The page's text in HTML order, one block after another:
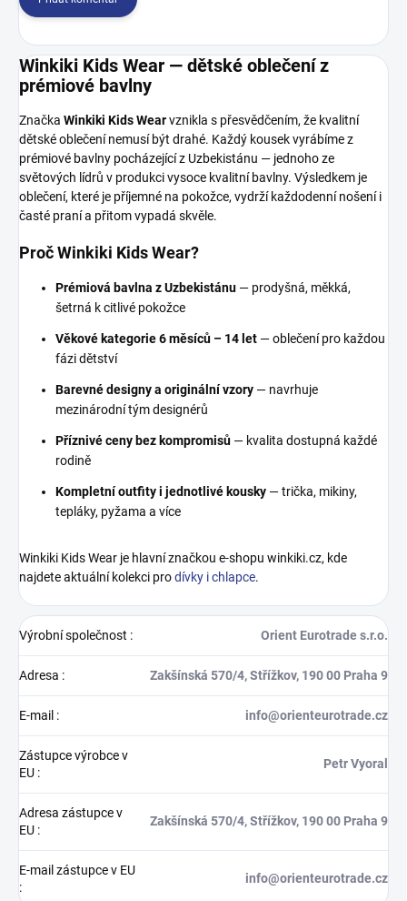
Winkiki Kids Wear — dětské oblečení z
prémiové bavlny
Značka Winkiki Kids Wearvznikla s přesvědčením, že kvalitní
dětské oblečení nemusí být drahé. Každý kousek vyrábíme z
prémiové bavlny pocházející z Uzbekistánu — jednoho ze
světových lídrů v produkci vysoce kvalitní bavlny. Výsledkem je
oblečení, které je příjemné na pokožce, vydrží každodenní nošení i
časté praní a přitom vypadá skvěle.
Proč Winkiki Kids Wear?
Prémiová bavlna z Uzbekistánu — prodyšná, měkká,
šetrná k citlivé pokožce
Věkové kategorie 6 měsíců – 14 let — oblečení pro každou
fázi dětství
Barevné designy a originální vzory — navrhuje
mezinárodní tým designérů
Příznivé ceny bez kompromisů — kvalita dostupná každé
rodině
Kompletní outfity i jednotlivé kousky — trička, mikiny,
tepláky, pyžama a více
Winkiki Kids Wear je hlavní značkou e-shopu winkiki.cz, kde
najdete aktuální kolekci prodívky i chlapce.
Výrobní společnost : Orient Eurotrade s.r.o.
Adresa : Zakšínská 570/4, Střížkov, 190 00 Praha 9
E-mail : info@orienteurotrade.cz
Zástupce výrobce v
EU :
Petr Vyoral
Adresa zástupce v
EU :
Zakšínská 570/4, Střížkov, 190 00 Praha 9
E-mail zástupce v EU
:
info@orienteurotrade.cz